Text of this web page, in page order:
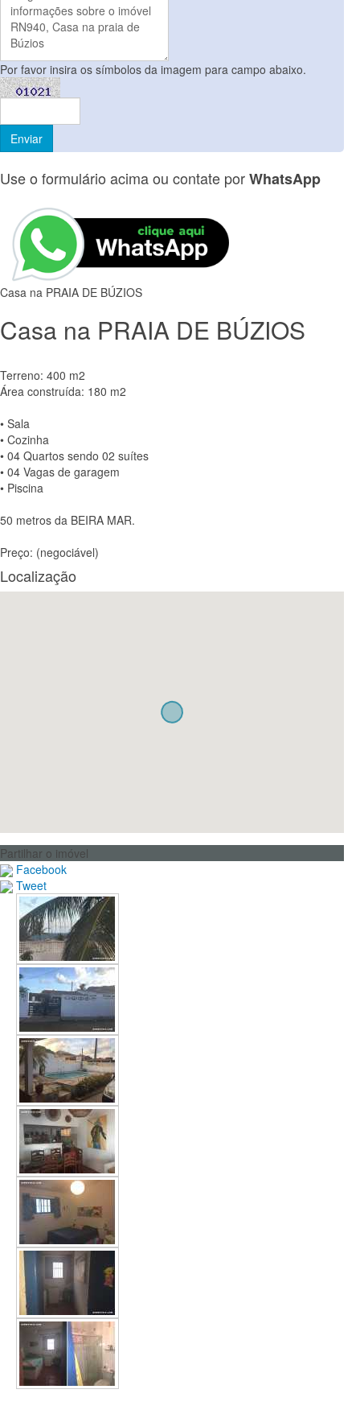
Por favor insira os símbolos da imagem para campo abaixo.
Use o formulário acima ou contate porWhatsApp
Casa na PRAIA DE BÚZIOS
Casa na PRAIA DE BÚZIOS
Terreno: 400 m2
Área construída: 180 m2
• Sala
• Cozinha
• 04 Quartos sendo 02 suítes
• 04 Vagas de garagem
• Piscina
50 metros da BEIRA MAR.
Preço: (negociável)
Localização
Partilhar o imóvel
Facebook
Tweet